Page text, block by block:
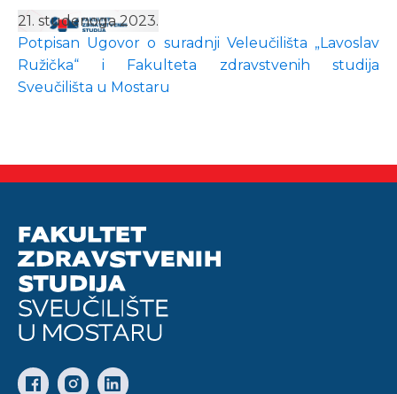
21. studenoga 2023.
Potpisan Ugovor o suradnji Veleučilišta „Lavoslav
Ružička“ i Fakulteta zdravstvenih studija
Sveučilišta u Mostaru